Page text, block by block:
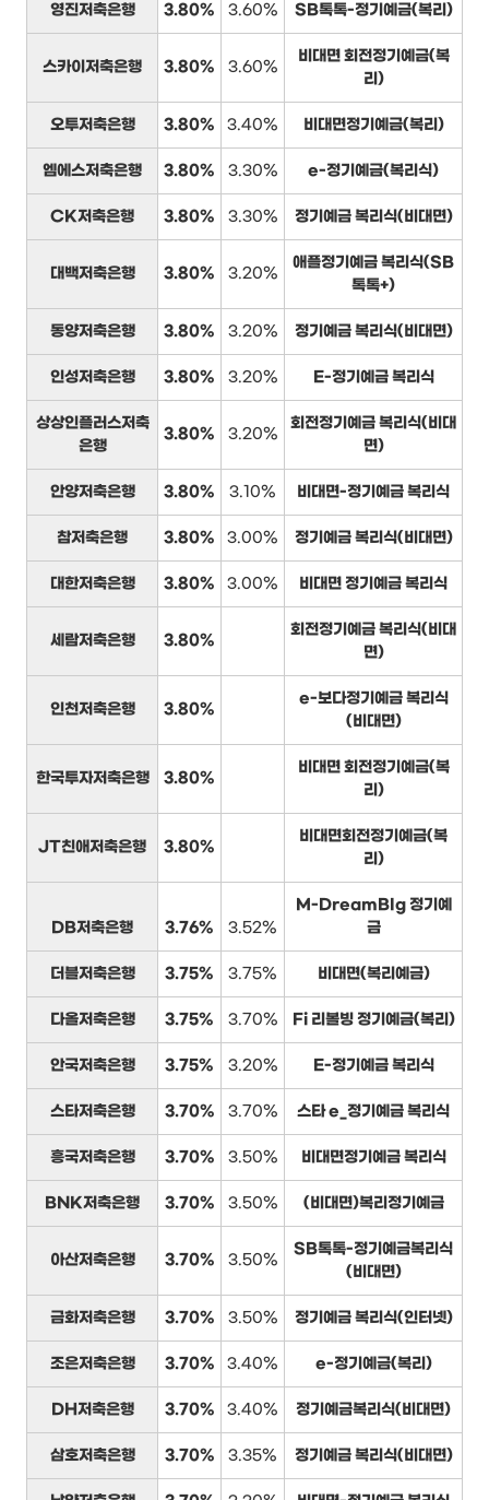
영진저축은행 3.80% 3.60% SB톡톡-정기예금(복리)
스카이저축은행 3.80% 3.60%
비대면 회전정기예금(복
리)
오투저축은행 3.80% 3.40% 비대면정기예금(복리)
엠에스저축은행 3.80% 3.30% e-정기예금(복리식)
CK저축은행 3.80% 3.30% 정기예금 복리식(비대면)
대백저축은행 3.80% 3.20%
애플정기예금 복리식(SB
톡톡+)
동양저축은행 3.80% 3.20% 정기예금 복리식(비대면)
인성저축은행 3.80% 3.20% E-정기예금 복리식
상상인플러스저축
은행
3.80% 3.20%
회전정기예금 복리식(비대
면)
안양저축은행 3.80% 3.10% 비대면-정기예금 복리식
참저축은행 3.80% 3.00% 정기예금 복리식(비대면)
대한저축은행 3.80% 3.00% 비대면 정기예금 복리식
세람저축은행 3.80%
회전정기예금 복리식(비대
면)
인천저축은행 3.80%
e-보다정기예금 복리식
(비대면)
한국투자저축은행 3.80%
비대면 회전정기예금(복
리)
JT친애저축은행 3.80%
비대면회전정기예금(복
리)
DB저축은행 3.76% 3.52%
M-DreamBIg 정기예
금
더블저축은행 3.75% 3.75% 비대면(복리예금)
다올저축은행 3.75% 3.70% Fi 리볼빙 정기예금(복리)
안국저축은행 3.75% 3.20% E-정기예금 복리식
스타저축은행 3.70% 3.70% 스타 e_정기예금 복리식
흥국저축은행 3.70% 3.50% 비대면정기예금 복리식
BNK저축은행 3.70% 3.50% (비대면)복리정기예금
아산저축은행 3.70% 3.50%
SB톡톡-정기예금복리식
(비대면)
금화저축은행 3.70% 3.50% 정기예금 복리식(인터넷)
조은저축은행 3.70% 3.40% e-정기예금(복리)
DH저축은행 3.70% 3.40% 정기예금복리식(비대면)
삼호저축은행 3.70% 3.35% 정기예금 복리식(비대면)